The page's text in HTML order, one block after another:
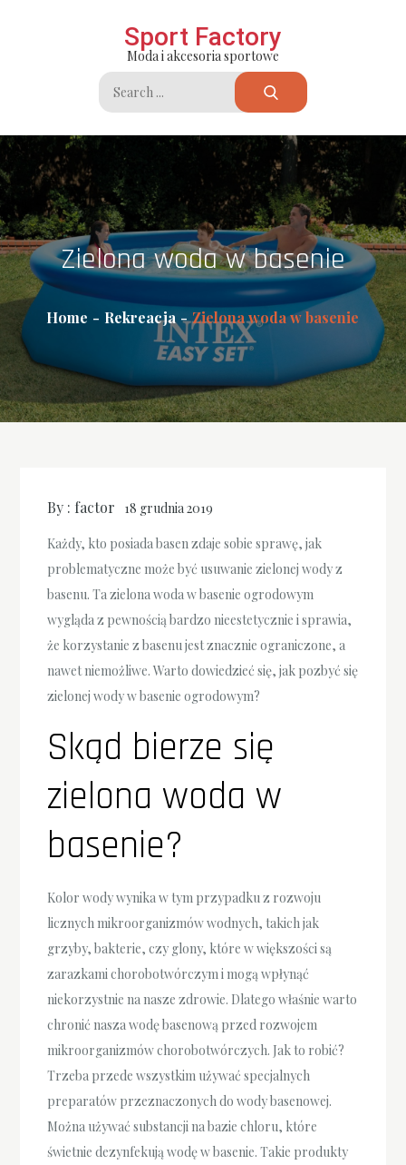
Sport Factory
Moda i akcesoria sportowe
Search
for:
Zielona woda w basenie
Home Rekreacja Zielona woda w basenie
By : factor 18 grudnia 2019
Każdy, kto posiada basen zdaje sobie sprawę, jak
problematyczne może być usuwanie zielonej wody z
basenu. Ta zielona woda w basenie ogrodowym
wygląda z pewnością bardzo nieestetycznie i sprawia,
że korzystanie z basenu jest znacznie ograniczone, a
nawet niemożliwe. Warto dowiedzieć się, jak pozbyć się
zielonej wody w basenie ogrodowym?
Skąd bierze się
zielona woda w
basenie?
Kolor wody wynika w tym przypadku z rozwoju
licznych mikroorganizmów wodnych, takich jak
grzyby, bakterie, czy glony, które w większości są
zarazkami chorobotwórczym i mogą wpłynąć
niekorzystnie na nasze zdrowie. Dlatego właśnie warto
chronić nasza wodę basenową przed rozwojem
mikroorganizmów chorobotwórczych. Jak to robić?
Trzeba przede wszystkim używać specjalnych
preparatów przeznaczonych do wody basenowej.
Można używać substancji na bazie chloru, które
świetnie dezynfekują wodę w basenie. Takie produkty